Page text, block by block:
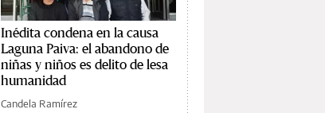
Inédita condena en la causa
Laguna Paiva: el abandono de
niñas y niños es delito de lesa
humanidad
Candela Ramírez